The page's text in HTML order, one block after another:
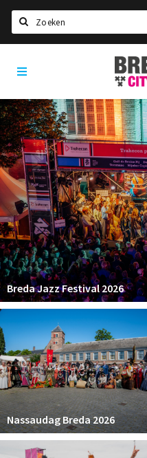
Home
Agenda
Deals
Party pics
Nieuws, interviews &
Eten
Drinken
Slapen
Recreatief
Winkels
Winkelgebieden
Parkeren
Bezienswaardigheden
Musea, theaters & podia
Uitjes & activiteiten
Toeristische routes
Breda Jazz Festival 2026
Nassaudag Breda 2026